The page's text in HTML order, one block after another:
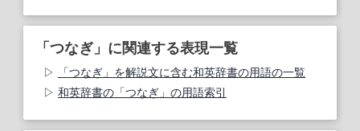
「つなぎ」に関連する表現一覧
「つなぎ」を解説文に含む和英辞書の用語の一覧
和英辞書の「つなぎ」の用語索引